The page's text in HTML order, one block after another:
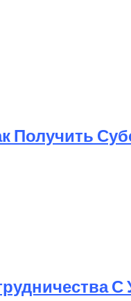
Получить
С